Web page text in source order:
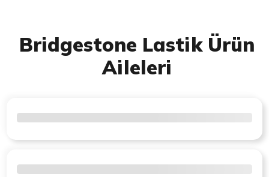
Bridgestone Lastik Ürün
Aileleri